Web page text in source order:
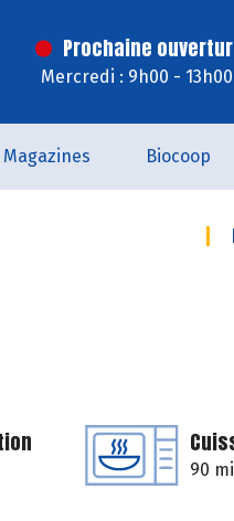
Prochaine
Mercredi : 9h00 -
Magazines Biocoop
90